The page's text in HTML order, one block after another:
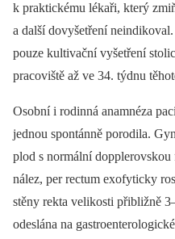
k praktickému lékaři, který
a další dovyšetření
pouze kultivační vyšetření
pracoviště až ve 34. týdnu
Osobní i rodinná anamnéza
jednou spontánně porodila.
plod s normální
nález, per rectum exofyticky
stěny rekta velikosti přibližně
odeslána na